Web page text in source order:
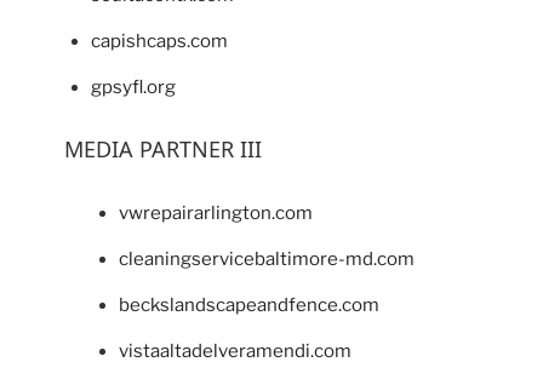
capishcaps.com
gpsyfl.org
MEDIA PARTNER III
vwrepairarlington.com
cleaningservicebaltimore-md.com
beckslandscapeandfence.com
vistaaltadelveramendi.com